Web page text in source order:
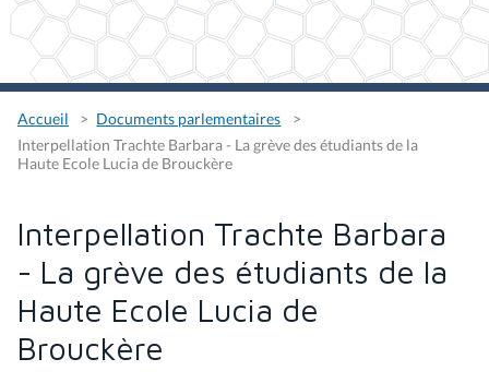
Accueil
Documents parlementaires
Interpellation Trachte Barbara - La grève des étudiants de la
Haute Ecole Lucia de Brouckère
Interpellation Trachte Barbara
- La grève des étudiants de la
Haute Ecole Lucia de
Brouckère